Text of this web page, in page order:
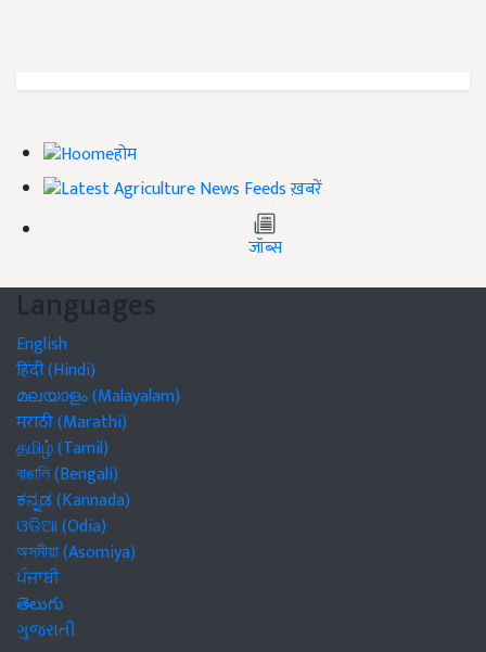
होम
ख़बरें
जॉब्स
Languages
English
हिंदी (Hindi)
മലയാളം (Malayalam)
मराठी (Marathi)
தமிழ் (Tamil)
বাঙালি (Bengali)
ಕನ್ನಡ (Kannada)
ଓଡିଆ (Odia)
অসমীয়া (Asomiya)
ਪੰਜਾਬੀ
తెలుగు
ગુજરાતી